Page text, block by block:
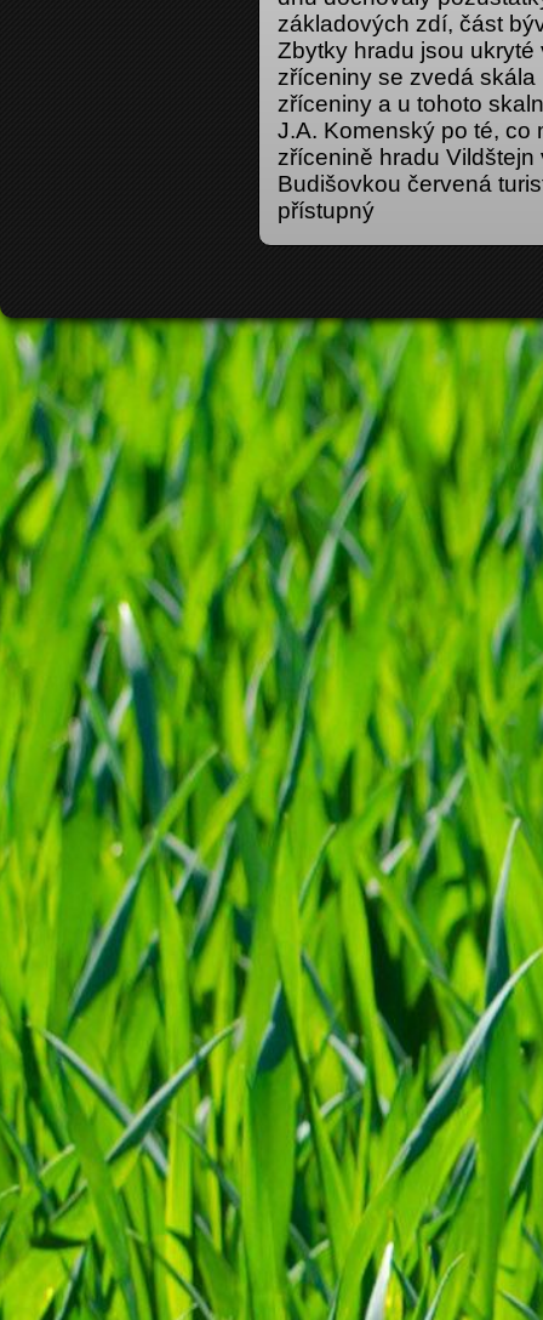
základových zdí, část
Zbytky hradu jsou
zříceniny se zvedá
zříceniny a u tohoto
J.A. Komenský po té, co
zřícenině hradu
Budišovkou červená
přístupný